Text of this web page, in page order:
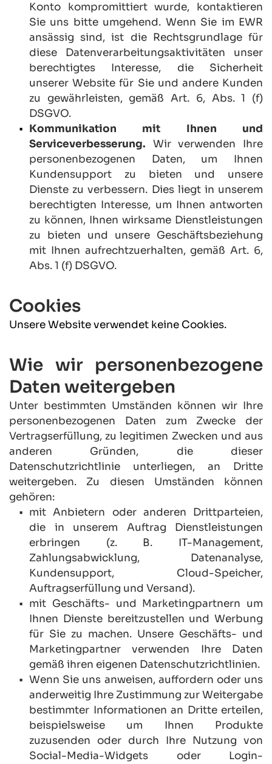
Konto kompromittiert wurde, kontaktieren
Sie uns bitte umgehend. Wenn Sie im EWR
ansässig sind, ist die Rechtsgrundlage für
diese Datenverarbeitungsaktivitäten unser
berechtigtes Interesse, die Sicherheit
unserer Website für Sie und andere Kunden
zu gewährleisten, gemäß Art. 6, Abs. 1 (f)
DSGVO.
Kommunikation mit Ihnen und
Serviceverbesserung. Wir verwenden Ihre
personenbezogenen Daten, um Ihnen
Kundensupport zu bieten und unsere
Dienste zu verbessern. Dies liegt in unserem
berechtigten Interesse, um Ihnen antworten
zu können, Ihnen wirksame Dienstleistungen
zu bieten und unsere Geschäftsbeziehung
mit Ihnen aufrechtzuerhalten, gemäß Art. 6,
Abs. 1 (f) DSGVO.
Cookies
Unsere Website verwendet keine Cookies.
Wie wir personenbezogene
Daten weitergeben
Unter bestimmten Umständen können wir Ihre
personenbezogenen Daten zum Zwecke der
Vertragserfüllung, zu legitimen Zwecken und aus
anderen Gründen, die dieser
Datenschutzrichtlinie unterliegen, an Dritte
weitergeben. Zu diesen Umständen können
gehören:
mit Anbietern oder anderen Drittparteien,
die in unserem Auftrag Dienstleistungen
erbringen (z. B. IT-Management,
Zahlungsabwicklung, Datenanalyse,
Kundensupport, Cloud-Speicher,
Auftragserfüllung und Versand).
mit Geschäfts- und Marketingpartnern um
Ihnen Dienste bereitzustellen und Werbung
für Sie zu machen. Unsere Geschäfts- und
Marketingpartner verwenden Ihre Daten
gemäß ihren eigenen Datenschutzrichtlinien.
Wenn Sie uns anweisen, auffordern oder uns
anderweitig Ihre Zustimmung zur Weitergabe
bestimmter Informationen an Dritte erteilen,
beispielsweise um Ihnen Produkte
zuzusenden oder durch Ihre Nutzung von
Social-Media-Widgets oder Login-